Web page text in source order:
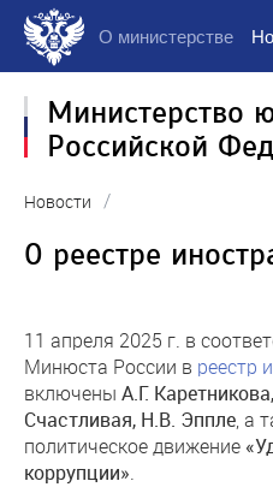
О министерстве
Министерство
Российской
Новости /
О реестре
11 апреля 2025 г. в
Минюста России в реестр
включены А.Г.
Счастливая, Н.В. Эппле , а
политическое движение
коррупции»